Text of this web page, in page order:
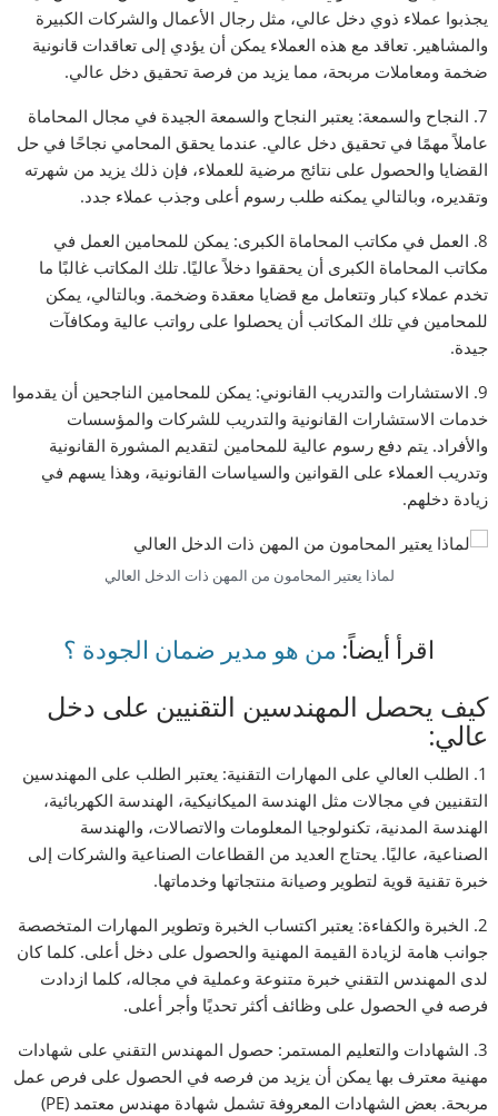
يجذبوا عملاء ذوي دخل عالي، مثل رجال الأعمال والشركات الكبيرة
والمشاهير. تعاقد مع هذه العملاء يمكن أن يؤدي إلى تعاقدات قانونية
ضخمة ومعاملات مربحة، مما يزيد من فرصة تحقيق دخل عالي.
7. النجاح والسمعة: يعتبر النجاح والسمعة الجيدة في مجال المحاماة
عاملاً مهمًا في تحقيق دخل عالي. عندما يحقق المحامي نجاحًا في حل
القضايا والحصول على نتائج مرضية للعملاء، فإن ذلك يزيد من شهرته
وتقديره، وبالتالي يمكنه طلب رسوم أعلى وجذب عملاء جدد.
8. العمل في مكاتب المحاماة الكبرى: يمكن للمحامين العمل في
مكاتب المحاماة الكبرى أن يحققوا دخلاً عاليًا. تلك المكاتب غالبًا ما
تخدم عملاء كبار وتتعامل مع قضايا معقدة وضخمة. وبالتالي، يمكن
للمحامين في تلك المكاتب أن يحصلوا على رواتب عالية ومكافآت
جيدة.
9. الاستشارات والتدريب القانوني: يمكن للمحامين الناجحين أن يقدموا
خدمات الاستشارات القانونية والتدريب للشركات والمؤسسات
والأفراد. يتم دفع رسوم عالية للمحامين لتقديم المشورة القانونية
وتدريب العملاء على القوانين والسياسات القانونية، وهذا يسهم في
زيادة دخلهم.
لماذا يعتير المحامون من المهن ذات الدخل العالي
اقرأ أيضاً: من هو مدير ضمان الجودة ؟
كيف يحصل المهندسين التقنيين على دخل
عالي:
1. الطلب العالي على المهارات التقنية: يعتبر الطلب على المهندسين
التقنيين في مجالات مثل الهندسة الميكانيكية، الهندسة الكهربائية،
الهندسة المدنية، تكنولوجيا المعلومات والاتصالات، والهندسة
الصناعية، عاليًا. يحتاج العديد من القطاعات الصناعية والشركات إلى
خبرة تقنية قوية لتطوير وصيانة منتجاتها وخدماتها.
2. الخبرة والكفاءة: يعتبر اكتساب الخبرة وتطوير المهارات المتخصصة
جوانب هامة لزيادة القيمة المهنية والحصول على دخل أعلى. كلما كان
لدى المهندس التقني خبرة متنوعة وعملية في مجاله، كلما ازدادت
فرصه في الحصول على وظائف أكثر تحديًا وأجر أعلى.
3. الشهادات والتعليم المستمر: حصول المهندس التقني على شهادات
مهنية معترف بها يمكن أن يزيد من فرصه في الحصول على فرص عمل
مربحة. بعض الشهادات المعروفة تشمل شهادة مهندس معتمد (PE)